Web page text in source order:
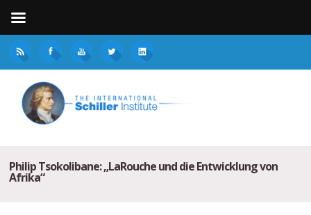
Philip Tsokolibane: „LaRouche und die Entwicklung von
Afrika“